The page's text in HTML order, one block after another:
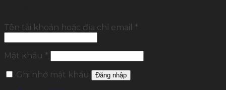
Tên tài khoản hoặc địa chỉ email *
Mật khẩu *
Ghi nhớ mật khẩu
Đăng nhập